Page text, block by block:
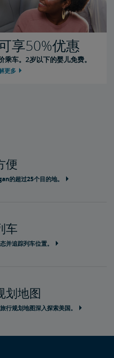
享50%优惠
车。2岁以下的婴儿免费。
更多
便
的超过25个目的地。
车
并追踪列车位置。
划地图
行规划地图深入探索美国。